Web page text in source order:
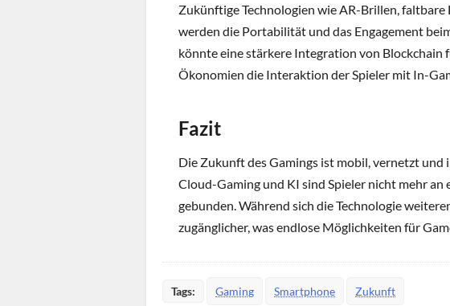
Zukünftige Technologien wie AR-Brillen,
werden die Portabilität und das Engagement
könnte eine stärkere Integration von Blockchain
Ökonomien die Interaktion der Spieler mit In-
Fazit
Die Zukunft des Gamings ist mobil, vernetzt
Cloud-Gaming und KI sind Spieler nicht mehr
gebunden. Während sich die Technologie
zugänglicher, was endlose Möglichkeiten für
Tags: Gaming Smartphone Zukunft